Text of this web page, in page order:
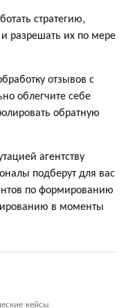
стратегию,
разрешать их по мере
отзывов с
облегчите себе
обратную
агентству
подберут для вас
по формированию
в моменты
кейсы